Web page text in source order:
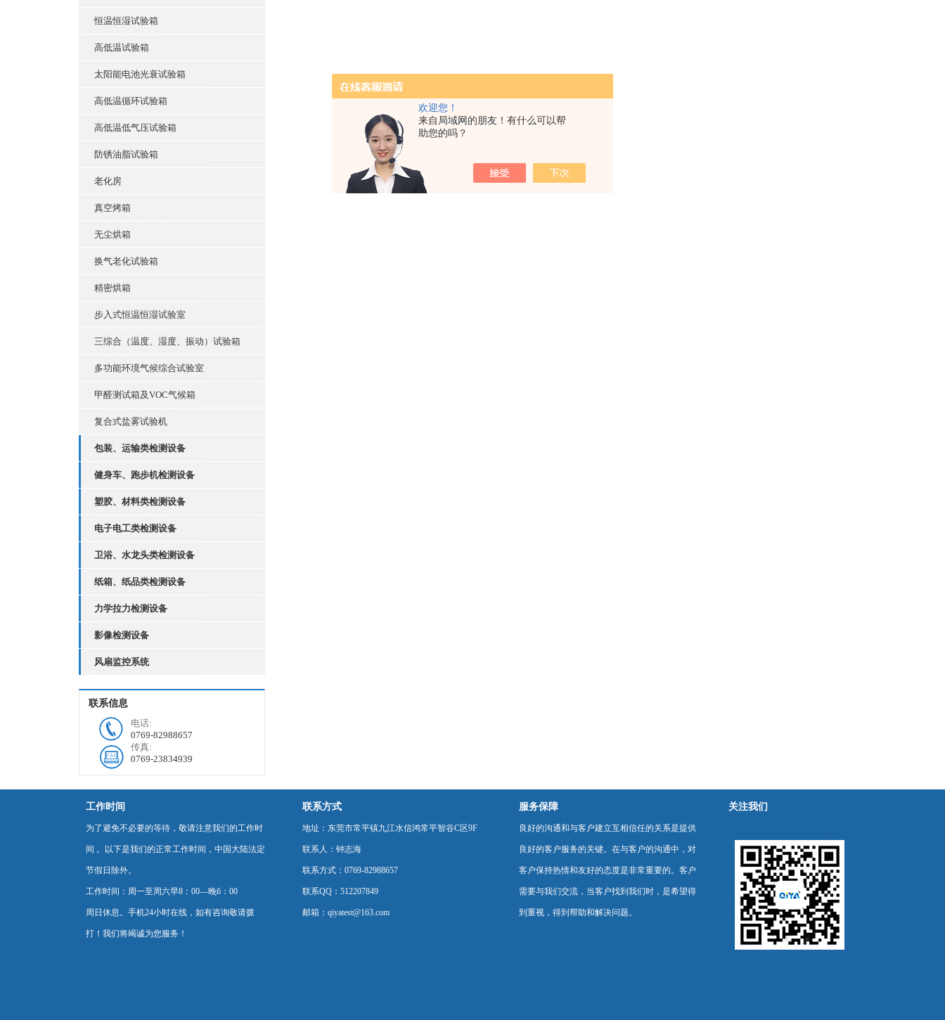
欢迎您！
来自局域网的朋友！有什么可以帮
助您的吗？
恒温恒湿试验箱
高低温试验箱
太阳能电池光衰试验箱
高低温循环试验箱
高低温低气压试验箱
防锈油脂试验箱
老化房
真空烤箱
无尘烘箱
换气老化试验箱
精密烘箱
步入式恒温恒湿试验室
三综合（温度、湿度、振动）试验箱
多功能环境气候综合试验室
甲醛测试箱及VOC气候箱
复合式盐雾试验机
包装、运输类检测设备
健身车、跑步机检测设备
塑胶、材料类检测设备
电子电工类检测设备
卫浴、水龙头类检测设备
纸箱、纸品类检测设备
力学拉力检测设备
影像检测设备
风扇监控系统
联系信息
电话:
0769-82988657
传真:
0769-23834939
工作时间
为了避免不必要的等待，敬请注意我们的工作时
间 。以下是我们的正常工作时间，中国大陆法定
节假日除外。
工作时间：周一至周六早8：00—晚6：00
周日休息。手机24小时在线，如有咨询敬请拨
打！我们将竭诚为您服务！
联系方式
地址：东莞市常平镇九江水信鸿常平智谷C区9F
联系人：钟志海
联系方式：0769-82988657
联系QQ：512207849
邮箱：qiyatest@163.com
服务保障
良好的沟通和与客户建立互相信任的关系是提供
良好的客户服务的关键。在与客户的沟通中，对
客户保持热情和友好的态度是非常重要的。客户
需要与我们交流，当客户找到我们时，是希望得
到重视，得到帮助和解决问题。
关注我们